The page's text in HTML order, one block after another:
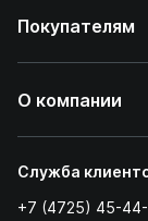
Покупателям
О компании
Служба
+7 (4725) 45-